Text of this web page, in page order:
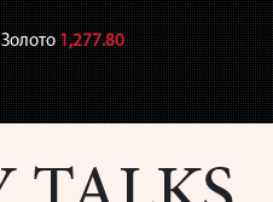
Золото1,277.80